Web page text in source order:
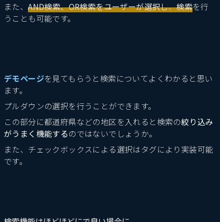
また、AND検索、OR検索をユーザーが選択し、検索を行
うことも可能です。
デモページを見てもらうと検索についてよくわかると思い
ます。
プルダウンの選択を行うことができます。
この部分に都道府県などの地区を入れると検索の絞り込み
がうまく機能するのではないでしょうか。
また、チェックボックスによる選択はタグにより実装可能
です。